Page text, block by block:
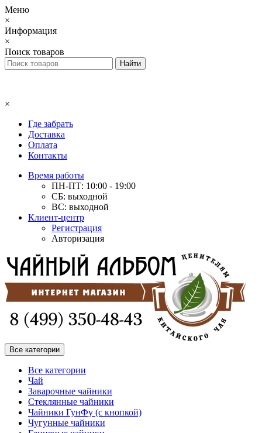
Меню
×
Информация
×
Поиск товаров
×
Где забрать
Доставка
Оплата
Контакты
Время работы
ПН-ПТ: 10:00 - 19:00
СБ: выходной
ВС: выходной
Клиент-центр
Регистрация
Авторизация
Все категории
Все категории
Чай
Заварочные чайники
Стеклянные чайники
Чайники ГунФу (с кнопкой)
Чугунные чайники